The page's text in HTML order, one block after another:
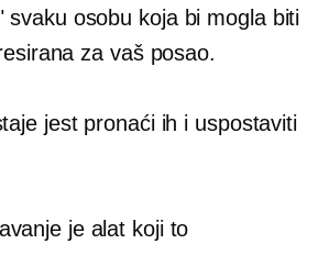
svaku osobu koja bi mogla biti
za vaš posao.
jest pronaći ih i uspostaviti
je alat koji to